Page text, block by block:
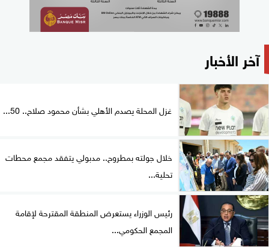
آخر الأخبار
غزل المحلة يصدم الأهلي بشأن محمود صلاح.. 50...
خلال جولته بمطروح.. مدبولي يتفقد مجمع محطات
تحلية...
رئيس الوزراء يستعرض المنطقة المقترحة لإقامة
المجمع الحكومي...